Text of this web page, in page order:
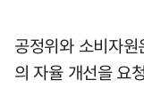
공정위와 소비자
의 자율 개선을 요